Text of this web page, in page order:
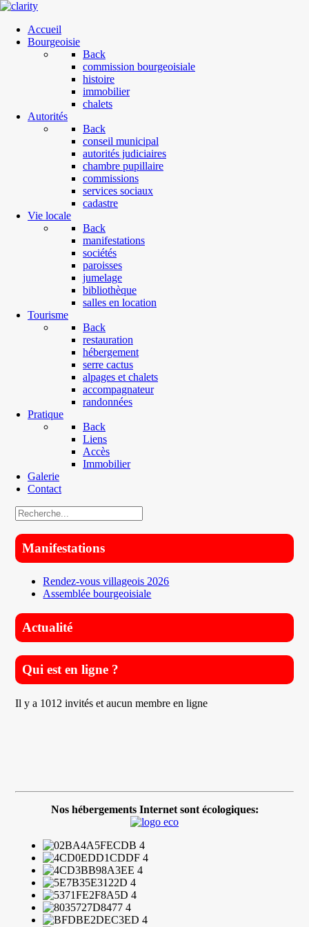
Accueil
Bourgeoisie
Back
commission bourgeoisiale
histoire
immobilier
chalets
Autorités
Back
conseil municipal
autorités judiciaires
chambre pupillaire
commissions
services sociaux
cadastre
Vie locale
Back
manifestations
sociétés
paroisses
jumelage
bibliothèque
salles en location
Tourisme
Back
restauration
hébergement
serre cactus
alpages et chalets
accompagnateur
randonnées
Pratique
Back
Liens
Accès
Immobilier
Galerie
Contact
Manifestations
Rendez-vous villageois 2026
Assemblée bourgeoisiale
Actualité
Qui est en ligne ?
Il y a 1012 invités et aucun membre en ligne
Nos hébergements Internet sont écologiques: